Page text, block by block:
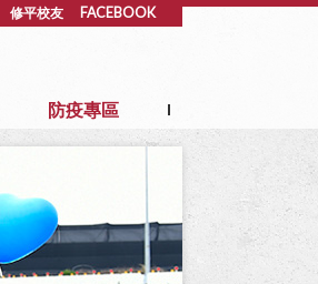
修平校友
FACEBOOK
防疫專區